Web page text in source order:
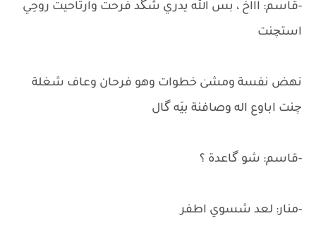
-قاسم: اااخ ، بس الله يدري شگد فرحت وارتاحيت روحِي
استچنت
نهض نفسة ومشىٰ خطوات وهو فرحان وعاف شغلة
چنت اباوع اله وصافنة بيَه گال
-قاسم: شو گاعدة ؟
-منار: لعد شسوي اطفر